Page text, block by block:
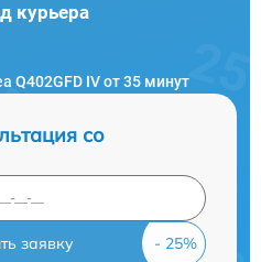
курьера
Q402GFD IV от 35 минут
со
заявку